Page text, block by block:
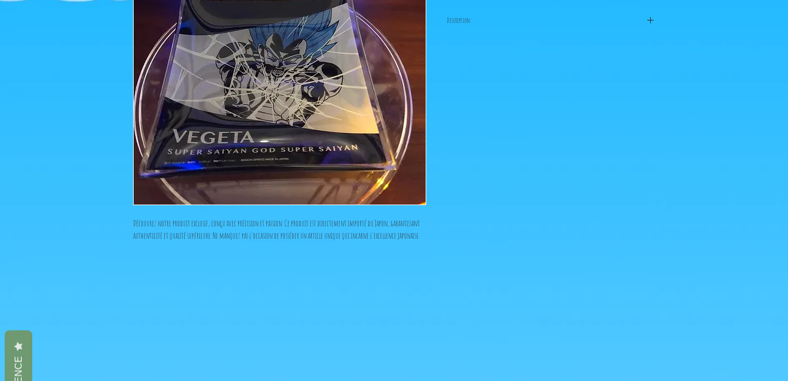
Découvrez notre produit exclusif, conçu avec précision et passion. Ce produit est directement importé du Japon, garantissant
authenticité et qualité supérieure. Ne manquez pas l'occasion de posséder un article unique qui incarne l'excellence japonaise.
Description: